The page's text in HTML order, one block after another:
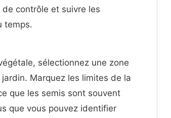
contrôle et suivre les
temps.
sélectionnez une zone
Marquez les limites de la
que les semis sont souvent
que vous pouvez identifier